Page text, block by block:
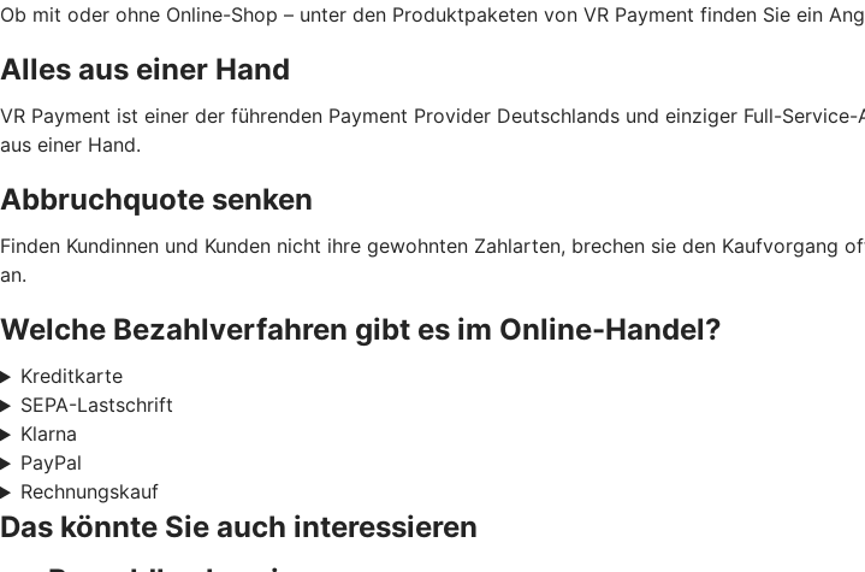
Ob mit oder ohne Online-Shop – unter den Produktpaketen von VR Payment finden Sie ein
Alles aus einer Hand
VR Payment ist einer der führenden Payment Provider Deutschlands und einziger Full-
aus einer Hand.
Abbruchquote senken
Finden Kundinnen und Kunden nicht ihre gewohnten Zahlarten, brechen sie den
an.
Welche Bezahlverfahren gibt es im Online-Handel?
Kreditkarte
SEPA-Lastschrift
Klarna
PayPal
Rechnungskauf
Das könnte Sie auch interessieren